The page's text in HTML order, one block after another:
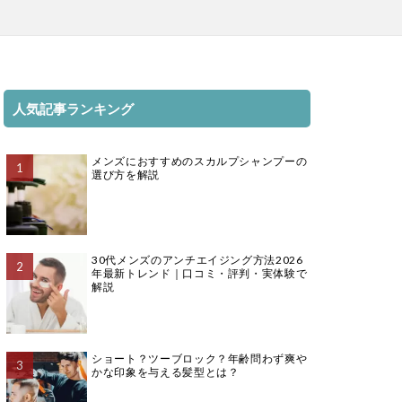
人気記事ランキング
メンズにおすすめのスカルプシャンプーの
選び方を解説
30代メンズのアンチエイジング方法2026
年最新トレンド｜口コミ・評判・実体験で
解説
ショート？ツーブロック？年齢問わず爽や
かな印象を与える髪型とは？